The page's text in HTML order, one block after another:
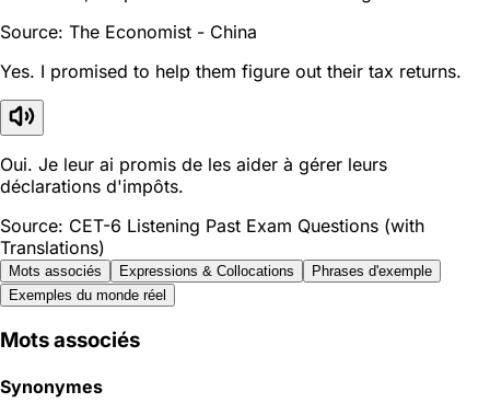
Source: The Economist - China
Yes. I promised to help them figure out their tax returns.
Oui. Je leur ai promis de les aider à gérer leurs
déclarations d'impôts.
Source: CET-6 Listening Past Exam Questions (with
Translations)
Mots associés Expressions & Collocations
Phrases d'exemple
Exemples du monde réel
Mots associés
Synonymes